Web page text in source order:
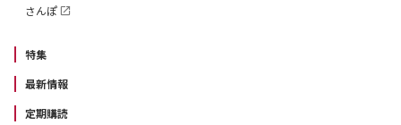
4章：クイズと作問
あとがき：クイズをクイズのままに
【COLUMN】
さんぽ
特集
最新情報
定期購読